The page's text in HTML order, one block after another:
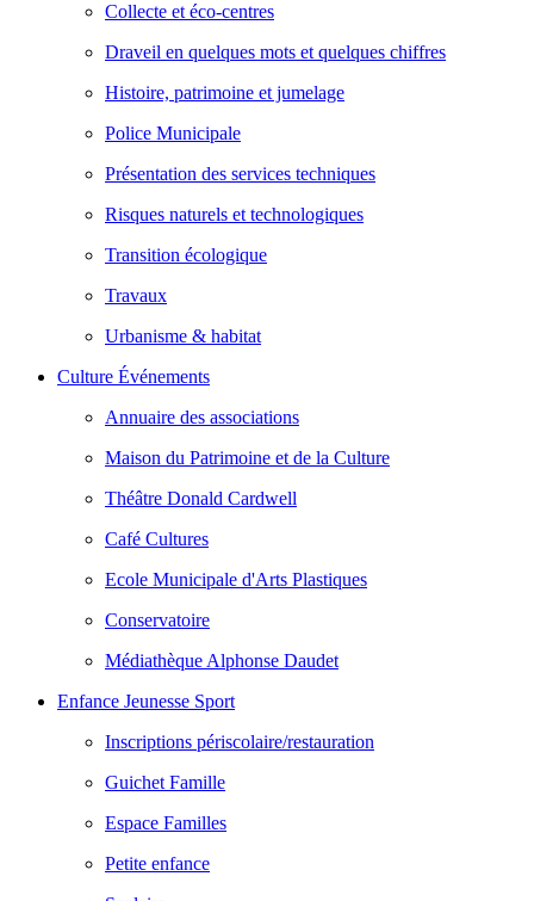
Collecte et éco-centres
Draveil en quelques mots et quelques chiffres
Histoire, patrimoine et jumelage
Police Municipale
Présentation des services techniques
Risques naturels et technologiques
Transition écologique
Travaux
Urbanisme & habitat
Culture Événements
Annuaire des associations
Maison du Patrimoine et de la Culture
Théâtre Donald Cardwell
Café Cultures
Ecole Municipale d'Arts Plastiques
Conservatoire
Médiathèque Alphonse Daudet
Enfance Jeunesse Sport
Inscriptions périscolaire/restauration
Guichet Famille
Espace Familles
Petite enfance